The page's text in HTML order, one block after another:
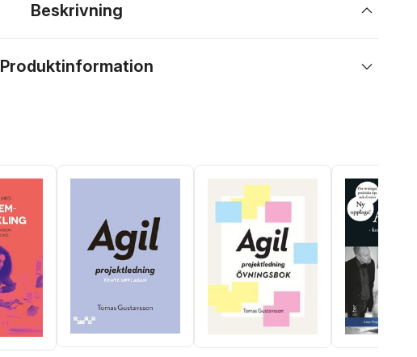
Beskrivning
Produktinformation